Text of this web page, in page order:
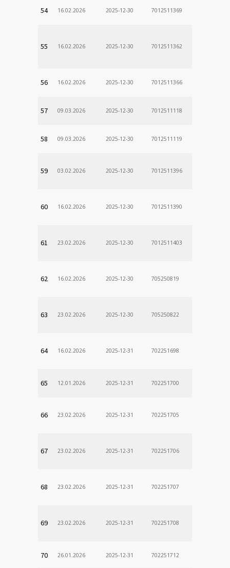
54 16.02.2026 2025-12-30 7012511369
55 16.02.2026 2025-12-30 7012511362
56 16.02.2026 2025-12-30 7012511366
57 09.03.2026 2025-12-30 7012511118
58 09.03.2026 2025-12-30 7012511119
59 03.02.2026 2025-12-30 7012511396
60 16.02.2026 2025-12-30 7012511390
61 23.02.2026 2025-12-30 7012511403
62 16.02.2026 2025-12-30 705250819
63 23.02.2026 2025-12-30 705250822
64 16.02.2026 2025-12-31 702251698
65 12.01.2026 2025-12-31 702251700
66 23.02.2026 2025-12-31 702251705
67 23.02.2026 2025-12-31 702251706
68 23.02.2026 2025-12-31 702251707
69 23.02.2026 2025-12-31 702251708
70 26.01.2026 2025-12-31 702251712